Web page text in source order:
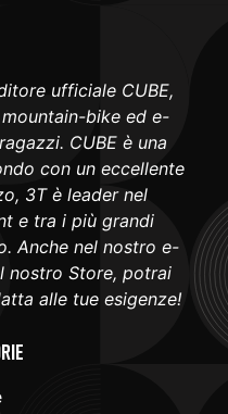
ufficiale CUBE,
bike ed e-
CUBE è una
con un eccellente
3T è leader nel
e tra i più grandi
Anche nel nostro e-
nostro Store, potrai
alle tue esigenze!